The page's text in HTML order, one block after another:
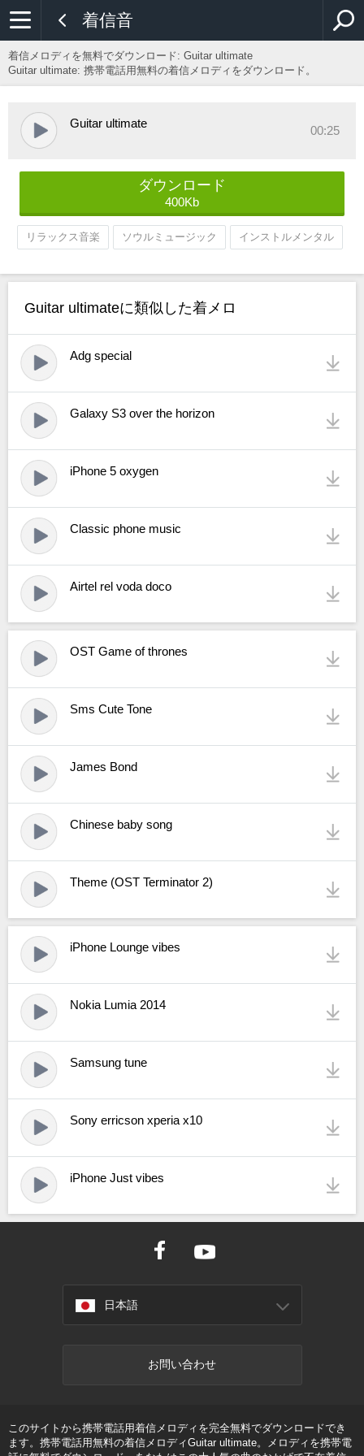
着信音
着信メロディを無料でダウンロード: Guitar ultimate
Guitar ultimate: 携帯電話用無料の着信メロディをダウンロード。
Guitar ultimate
00:25
ダウンロード
400Kb
リラックス音楽 ソウルミュージック インストルメンタル
Guitar ultimateに類似した着メロ
Adg special
Galaxy S3 over the horizon
iPhone 5 oxygen
Classic phone music
Airtel rel voda doco
OST Game of thrones
Sms Cute Tone
James Bond
Chinese baby song
Theme (OST Terminator 2)
iPhone Lounge vibes
Nokia Lumia 2014
Samsung tune
Sony erricson xperia x10
iPhone Just vibes
日本語
お問い合わせ
このサイトから携帯電話用着信メロディを完全無料でダウンロードでき
ます。携帯電話用無料の着信メロディGuitar ultimate。メロディを携帯電